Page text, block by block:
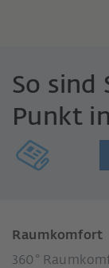
So sind
Punkt
Raumkomfort
360°